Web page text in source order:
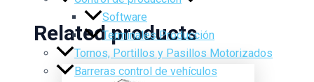
Software
Terminales Producción
Tornos, Portillos y Pasillos Motorizados
Barreras control de vehículos
Related products